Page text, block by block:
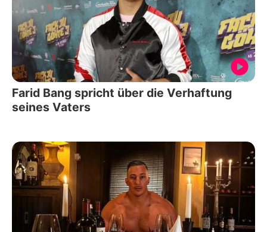
Farid Bang spricht über die Verhaftung
seines Vaters